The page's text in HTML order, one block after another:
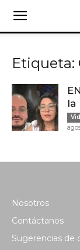
Etiqueta:
la
Nosotros
Contáctanos
Sugerencias de